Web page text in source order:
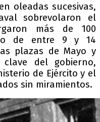
oleadas sucesivas,
sobrevolaron el
más de 100
de entre 9 y 14
plazas de Mayo y
del gobierno,
de Ejército y el
sin miramientos.